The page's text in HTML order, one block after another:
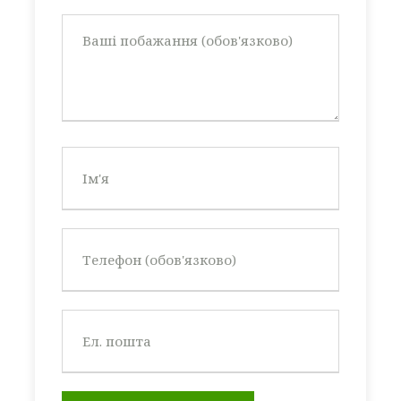
власний фестиваль „МОРСЬКА ПЕРЛА“
Розташування
першій лінії моря в південній частині
Болгарії. М’який теплий клімат узбережжя,
ідеально підходить для спортивного та
оздоровчого направлення.
МДМЦ “МАНДАРИН”знаходиться в
маленькому містечку Ахелой на 1